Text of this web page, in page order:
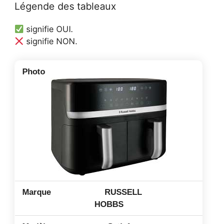
Légende des tableaux
signifie OUI.
signifie NON.
RUSSELL
HOBBS